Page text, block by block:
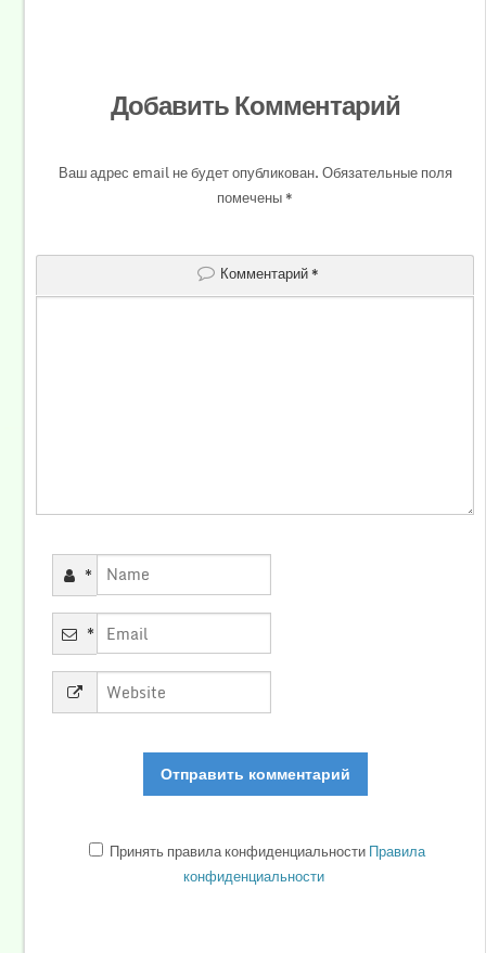
Добавить Комментарий
Ваш адрес email не будет опубликован.Обязательные поля
помечены*
Комментарий*
*
*
Принять правила конфиденциальностиПравила
конфиденциальности